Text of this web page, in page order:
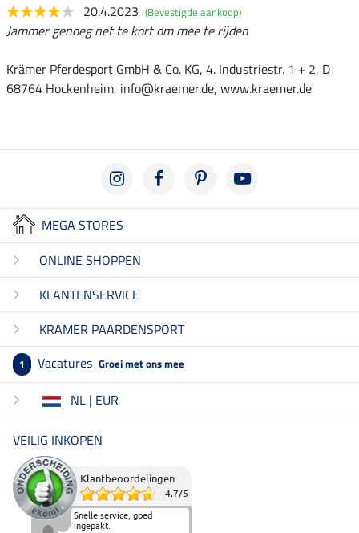
20.4.2023 (Bevestigde aankoop)
Jammer genoeg net te kort om mee te rijden
Krämer Pferdesport GmbH & Co. KG, 4. Industriestr. 1 + 2, D
68764 Hockenheim, info@kraemer.de, www.kraemer.de
MEGA STORES
ONLINE SHOPPEN
KLANTENSERVICE
KRAMER PAARDENSPORT
1 Vacatures Groei met ons mee
NL | EUR
VEILIG INKOPEN
Klantbeoordelingen
4.7/5
Snelle service, goed
ingepakt.